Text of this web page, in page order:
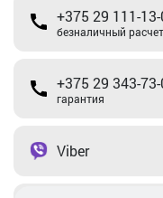
+375 29 111-
безналичный расчет
+375 29 343-73-
гарантия
Viber